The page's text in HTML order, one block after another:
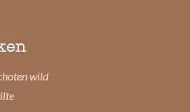
wild